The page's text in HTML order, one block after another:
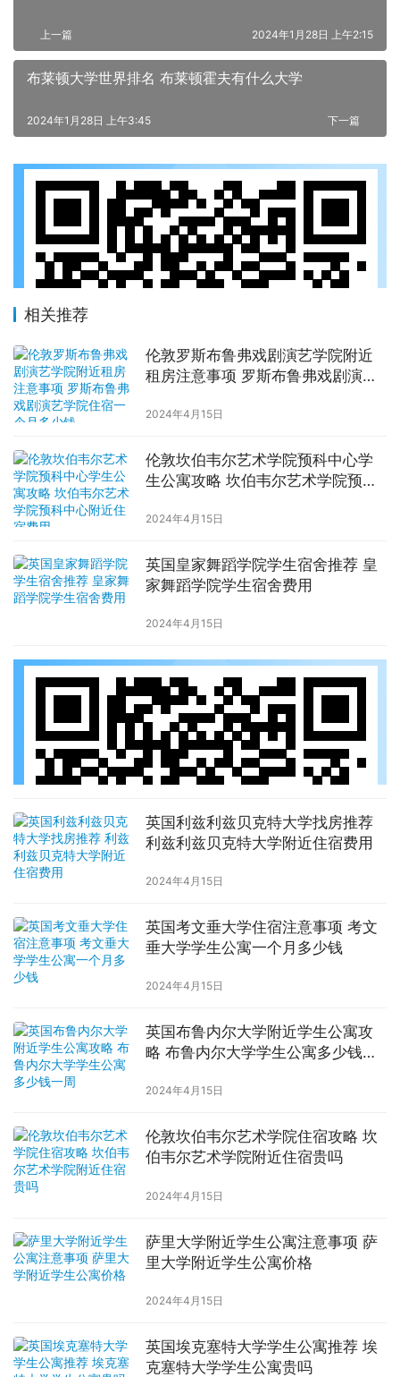
上一篇 2024年1月28日 上午2:15
布莱顿大学世界排名 布莱顿霍夫有什么大学
下一篇
2024年1月28日 上午3:45
相关推荐
伦敦罗斯布鲁弗戏剧演艺学院附近
租房注意事项 罗斯布鲁弗戏剧演艺
2024年4月15日
伦敦坎伯韦尔艺术学院预科中心学
生公寓攻略 坎伯韦尔艺术学院预科
2024年4月15日
英国皇家舞蹈学院学生宿舍推荐 皇
家舞蹈学院学生宿舍费用
2024年4月15日
英国利兹利兹贝克特大学找房推荐
利兹利兹贝克特大学附近住宿费用
2024年4月15日
英国考文垂大学住宿注意事项 考文
垂大学学生公寓一个月多少钱
2024年4月15日
英国布鲁内尔大学附近学生公寓攻
略 布鲁内尔大学学生公寓多少钱一
2024年4月15日
伦敦坎伯韦尔艺术学院住宿攻略 坎
伯韦尔艺术学院附近住宿贵吗
2024年4月15日
萨里大学附近学生公寓注意事项 萨
里大学附近学生公寓价格
2024年4月15日
英国埃克塞特大学学生公寓推荐 埃
克塞特大学学生公寓贵吗